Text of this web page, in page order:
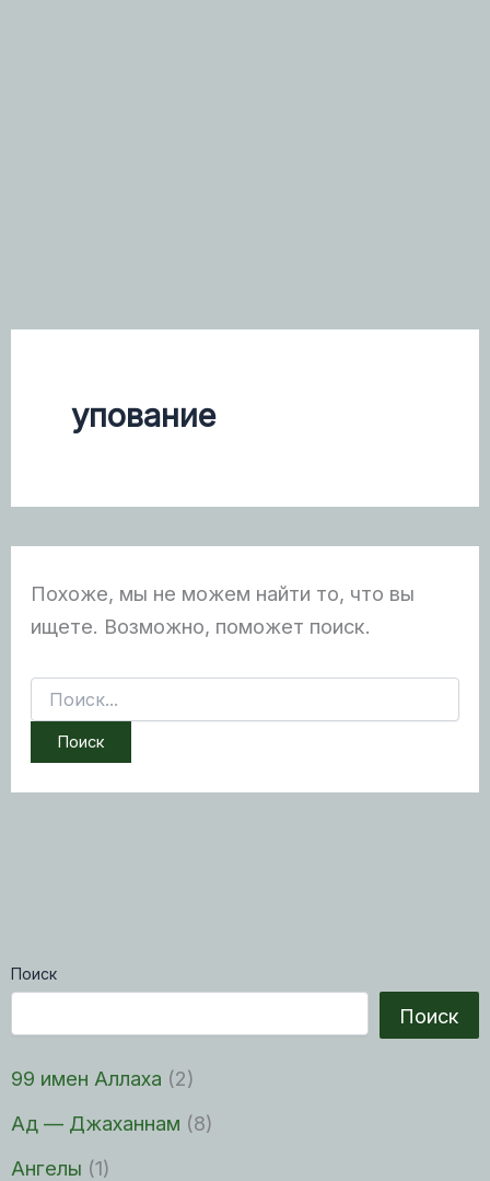
Поиск
Поиск
99 имен Аллаха (2)
Ад — Джаханнам (8)
Ангелы (1)
упование
Похоже, мы не можем найти то, что вы
ищете. Возможно, поможет поиск.
Поиск: